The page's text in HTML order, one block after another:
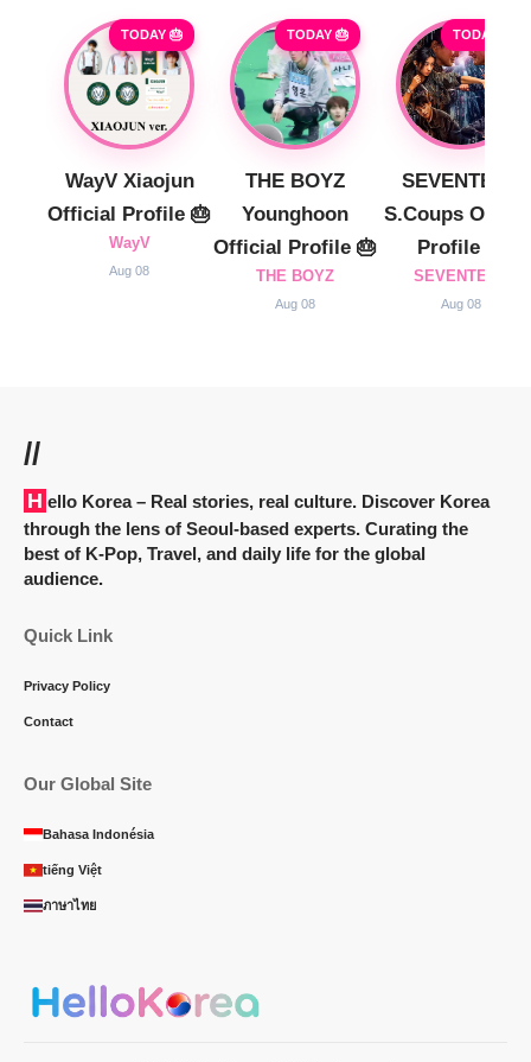
TODAY 🎂
WayV Xiaojun
Official Profile 🎂
WayV
Aug 08
TODAY 🎂
THE BOYZ
Younghoon
Official Profile 🎂
THE BOYZ
Aug 08
TODAY 🎂
SEVENTEEN
S.Coups
Profile 🎂
SEVENTEEN
Aug 08
//
Hello Korea– Real stories, real culture. Discover Korea
through the lens of Seoul-based experts. Curating the
best of K-Pop, Travel, and daily life for the global
audience.
Quick Link
Privacy Policy
Contact
Our Global Site
Bahasa Indonésia
tiếng Việt
ภาษาไทย